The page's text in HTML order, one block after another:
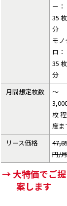
ー：
35
分
モノ
ロ：
35
分
月間想定枚数
～
枚 程
度ま
リース価格
円/月
→ 大特価でご提
案します